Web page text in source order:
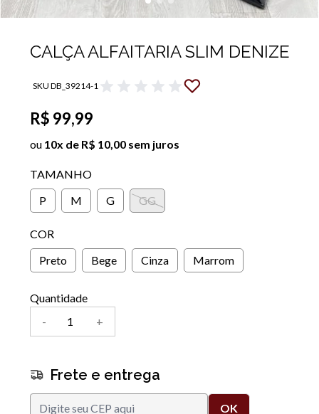
CALÇA ALFAITARIA SLIM DENIZE
SKU DB_39214-1
R$ 99,99
ou 10x de R$ 10,00 sem juros
TAMANHO
P
M G GG
COR
Preto
Bege Cinza Marrom
Quantidade
-
+
Frete e entrega